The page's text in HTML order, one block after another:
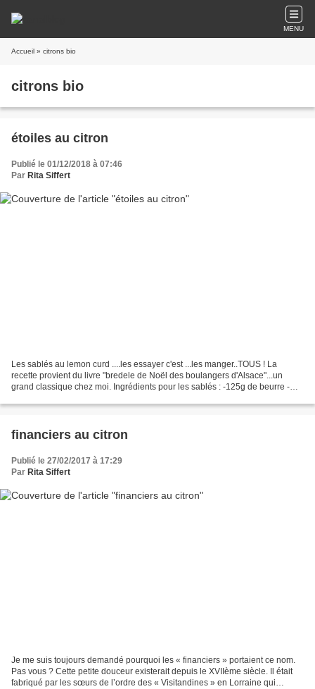
MENU
Accueil » citrons bio
citrons bio
étoiles au citron
Publié le 01/12/2018 à 07:46
Par Rita Siffert
Les sablés au lemon curd ....les essayer c'est ...les manger..TOUS ! La
recette provient du livre "bredele de Noël des boulangers d'Alsace"...un
grand classique chez moi. Ingrédients pour les sablés : -125g de beurre -
financiers au citron
Publié le 27/02/2017 à 17:29
Par Rita Siffert
Je me suis toujours demandé pourquoi les « financiers » portaient ce nom.
Pas vous ? Cette petite douceur existerait depuis le XVIIème siècle. Il était
fabriqué par les sœurs de l’ordre des « Visitandines » en Lorraine qui